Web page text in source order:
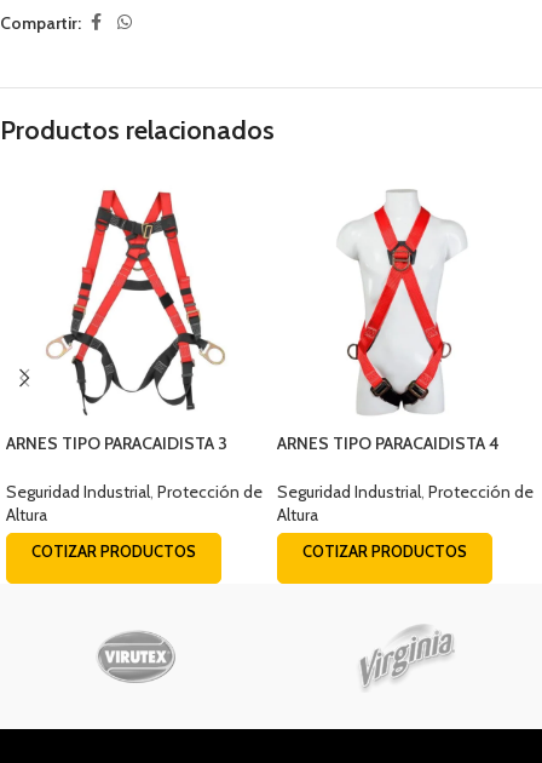
Compartir:
Productos relacionados
ARNES TIPO PARACAIDISTA 3
Seguridad Industrial Protección de
Altura
COTIZAR PRODUCTOS
ARNES TIPO PARACAIDISTA 4
Seguridad Industrial Protección de
Altura
COTIZAR PRODUCTOS